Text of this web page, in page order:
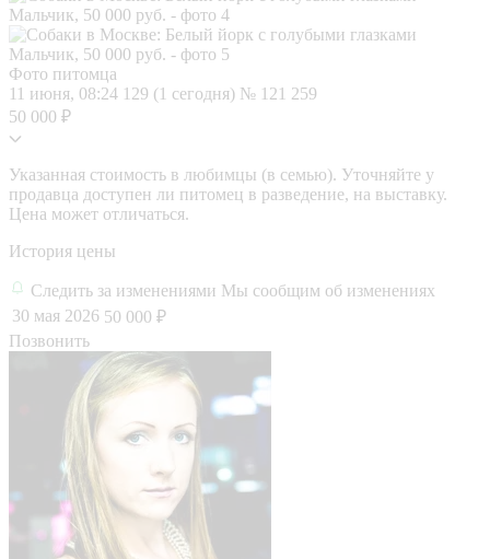
Фото питомца
11 июня, 08:24 129 (1 сегодня) № 121 259
50 000 ₽
Указанная стоимость в любимцы (в семью). Уточняйте у
продавца доступен ли питомец в разведение, на выставку.
Цена может отличаться.
История цены
Следить за изменениями Мы сообщим об изменениях
30 мая 2026 50 000 ₽
Позвонить